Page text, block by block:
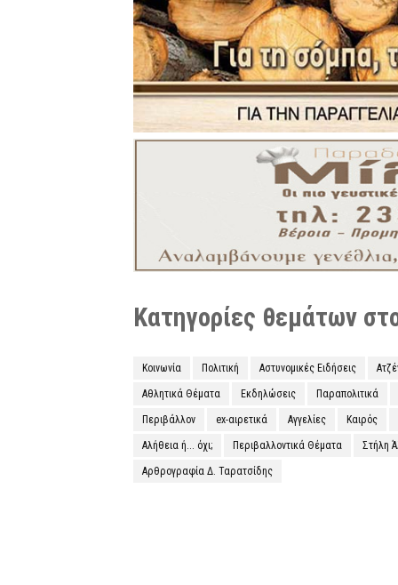
Κατηγορίες θεμάτων
Κοινωνία Πολιτική Αστυνομικές Ειδήσεις
Αθλητικά Θέματα Εκδηλώσεις Παραπολιτικά
Περιβάλλον ex-αιρετικά Αγγελίες Καιρός
Αλήθεια ή... όχι; Περιβαλλοντικά Θέματα Στήλη
Αρθρογραφία Δ. Ταρατσίδης